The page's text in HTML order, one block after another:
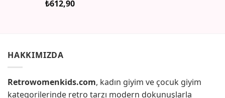
5 üzerinden
₺612,90
HAKKIMIZDA
Retrowomenkids.com, kadın giyim ve çocuk giyim
kategorilerinde retro tarzı modern dokunuşlarla